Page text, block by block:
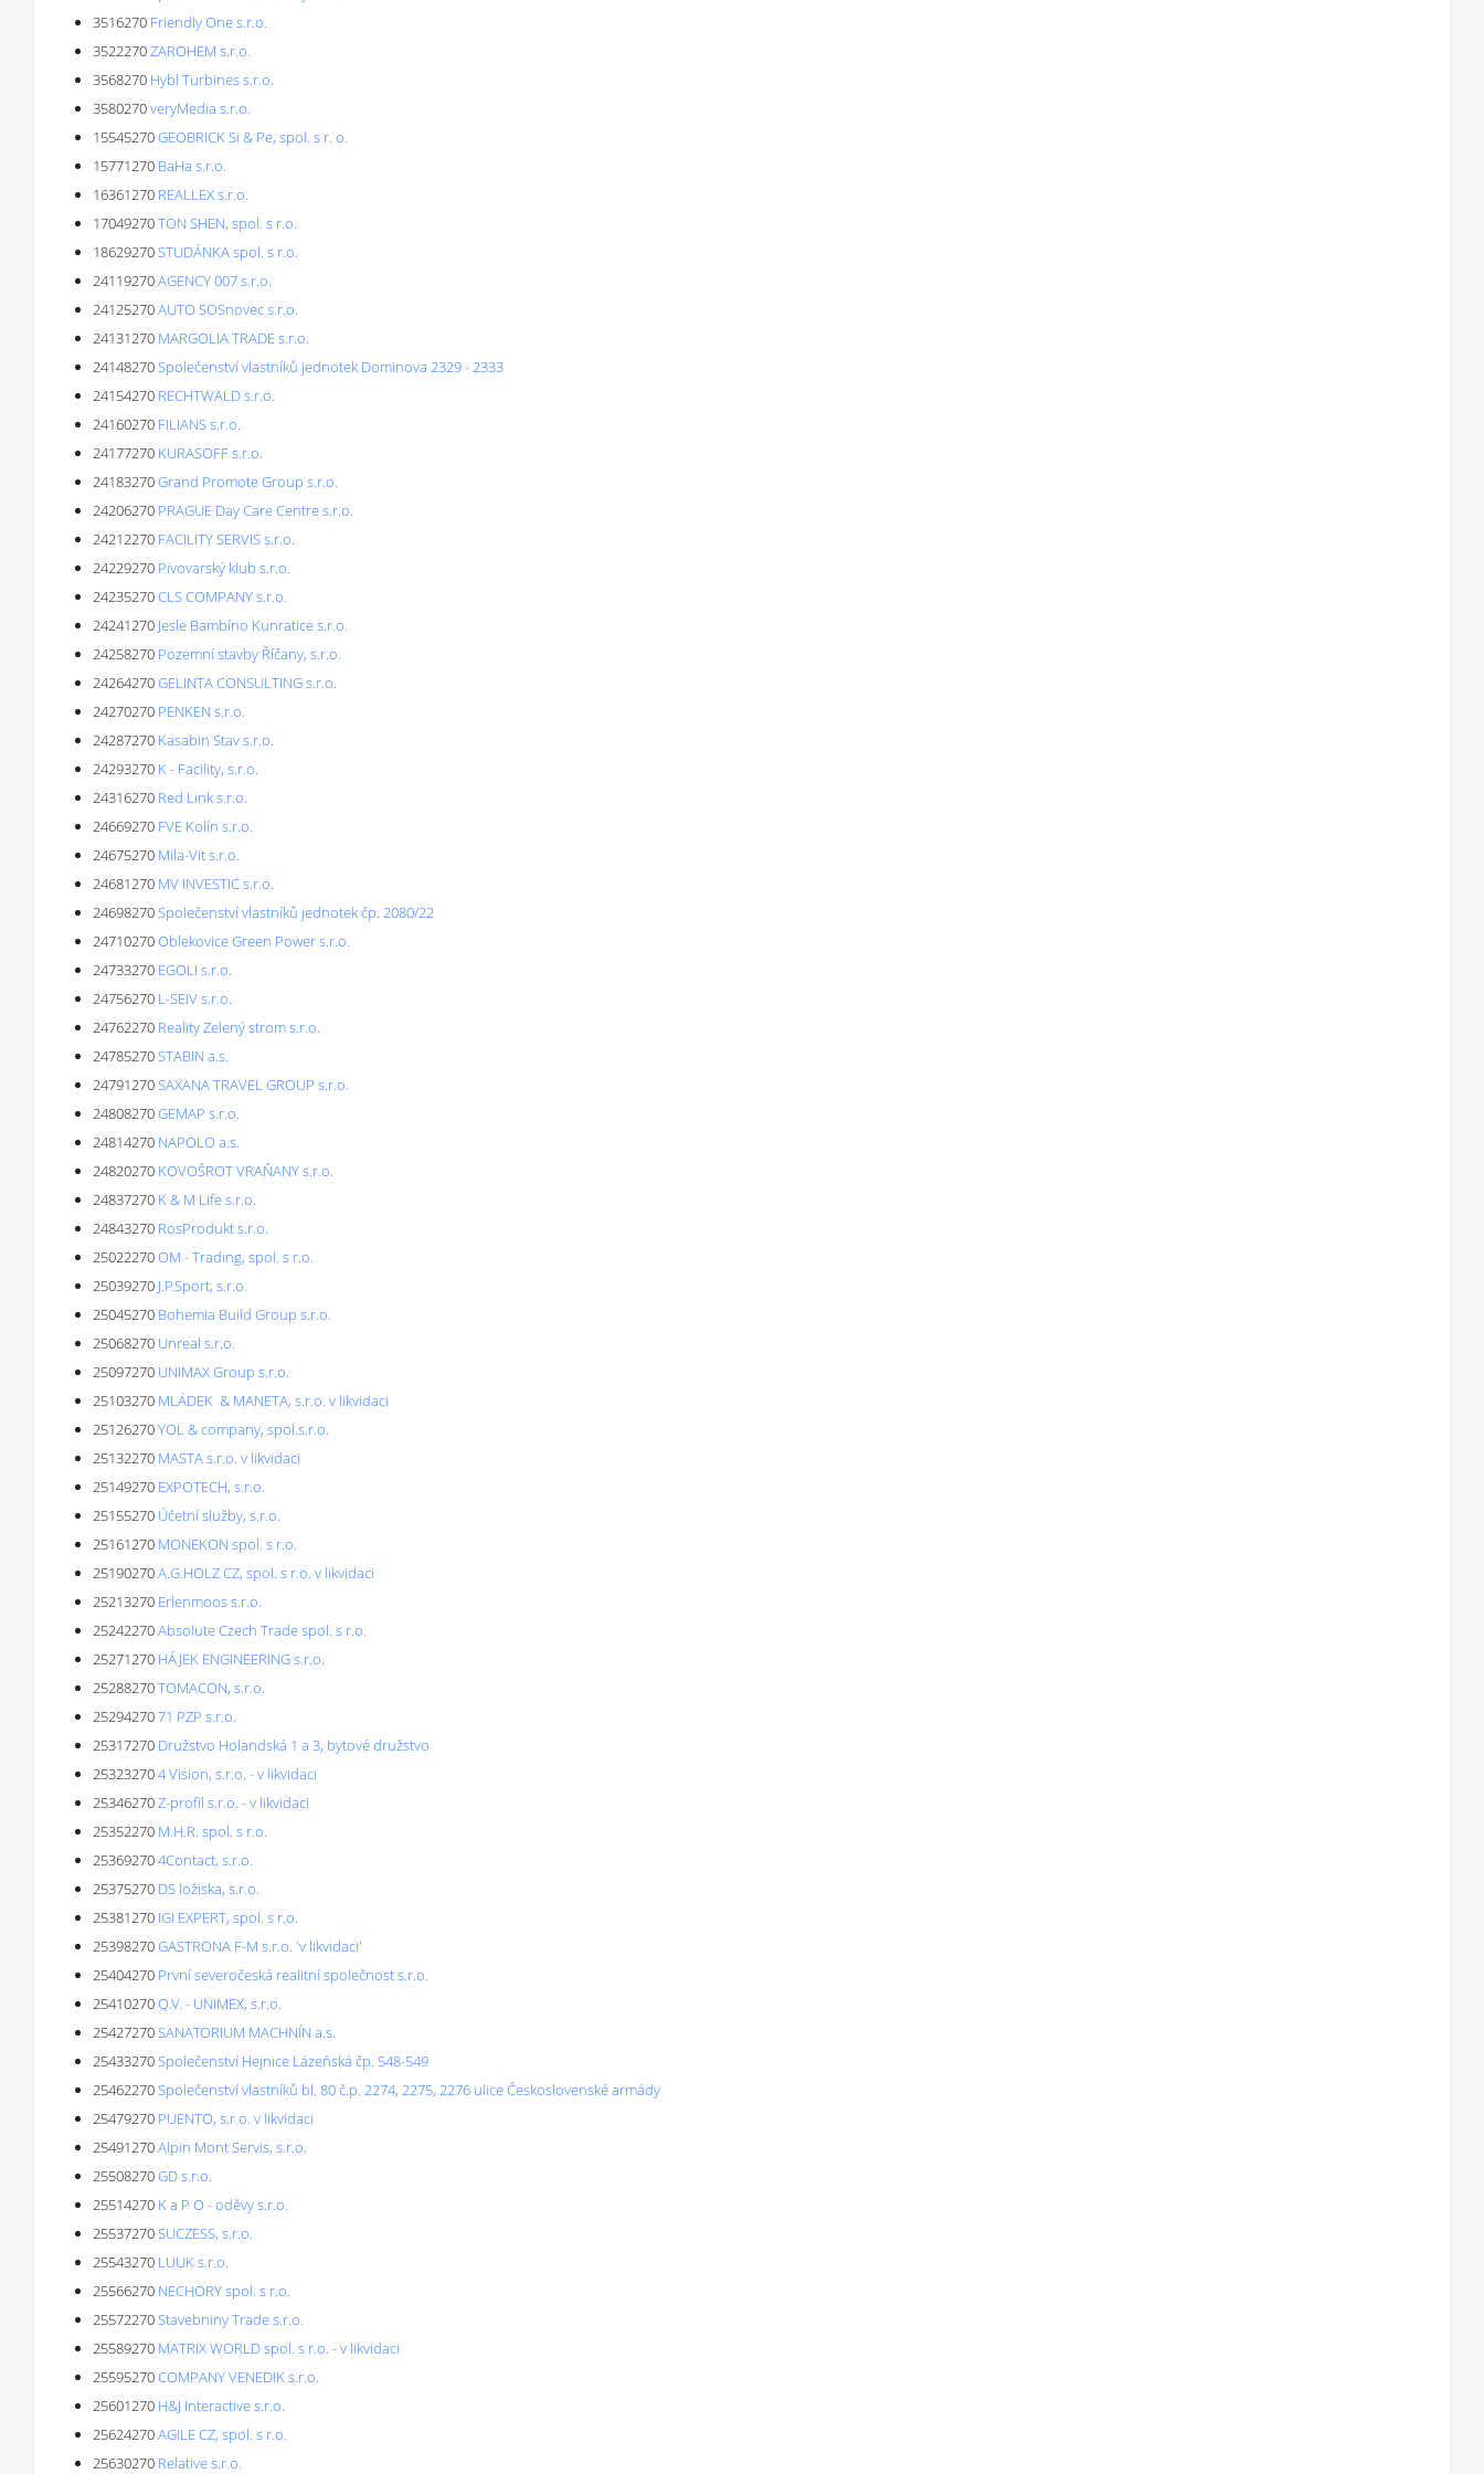
3516270 Friendly One s.r.o.
3522270ZAROHEM s.r.o.
3568270 Hybl Turbines s.r.o.
3580270veryMedia s.r.o.
15545270GEOBRICK Si & Pe, spol. s r. o.
15771270 BaHa s.r.o.
16361270 REALLEX s.r.o.
17049270TON SHEN, spol. s r.o.
18629270STUDÁNKA spol. s r.o.
24119270AGENCY 007 s.r.o.
24125270AUTO SOSnovec s.r.o.
24131270 MARGOLIA TRADE s.r.o.
24148270Společenství vlastníků jednotek Dominova 2329 - 2333
24154270 RECHTWALD s.r.o.
24160270 FILIANS s.r.o.
24177270 KURASOFF s.r.o.
24183270Grand Promote Group s.r.o.
24206270 PRAGUE Day Care Centre s.r.o.
24212270 FACILITY SERVIS s.r.o.
24229270 Pivovarský klub s.r.o.
24235270CLS COMPANY s.r.o.
24241270 Jesle Bambíno Kunratice s.r.o.
24258270 Pozemní stavby Říčany, s.r.o.
24264270GELINTA CONSULTING s.r.o.
24270270 PENKEN s.r.o.
24287270 Kasabin Stav s.r.o.
24293270 K - Facility, s.r.o.
24316270 Red Link s.r.o.
24669270 FVE Kolín s.r.o.
24675270 Mila-Vit s.r.o.
24681270 MV INVESTIC s.r.o.
24698270Společenství vlastníků jednotek čp. 2080/22
24710270Oblekovice Green Power s.r.o.
24733270 EGOLI s.r.o.
24756270 L-SEIV s.r.o.
24762270 Reality Zelený strom s.r.o.
24785270STABIN a.s.
24791270SAXANA TRAVEL GROUP s.r.o.
24808270GEMAP s.r.o.
24814270 NAPOLO a.s.
24820270 KOVOŠROT VRAŇANY s.r.o.
24837270 K & M Life s.r.o.
24843270 RosProdukt s.r.o.
25022270OM - Trading, spol. s r.o.
25039270 J.P.Sport, s.r.o.
25045270 Bohemia Build Group s.r.o.
25068270 Unreal s.r.o.
25097270 UNIMAX Group s.r.o.
25103270 MLÁDEK & MANETA, s.r.o. v likvidaci
25126270YOL & company, spol.s.r.o.
25132270 MASTA s.r.o. v likvidaci
25149270 EXPOTECH, s.r.o.
25155270 Účetní služby, s.r.o.
25161270 MONEKON spol. s r.o.
25190270A.G.HOLZ CZ, spol. s r.o. v likvidaci
25213270 Erlenmoos s.r.o.
25242270Absolute Czech Trade spol. s r.o.
25271270 HÁJEK ENGINEERING s.r.o.
25288270TOMACON, s.r.o.
2529427071 PZP s.r.o.
25317270 Družstvo Holandská 1 a 3, bytové družstvo
253232704 Vision, s.r.o. - v likvidaci
25346270Z-profil s.r.o. - v likvidaci
25352270 M.H.R. spol. s r.o.
253692704Contact, s.r.o.
25375270 DS ložiska, s.r.o.
25381270 IGI EXPERT, spol. s r.o.
25398270GASTRONA F-M s.r.o. 'v likvidaci'
25404270 První severočeská realitní společnost s.r.o.
25410270Q.V. - UNIMEX, s.r.o.
25427270SANATORIUM MACHNÍN a.s.
25433270Společenství Hejnice Lázeňská čp. 548-549
25462270Společenství vlastníků bl. 80 č.p. 2274, 2275, 2276 ulice Československé armády
25479270 PUENTO, s.r.o. v likvidaci
25491270Alpin Mont Servis, s.r.o.
25508270GD s.r.o.
25514270 K a P O - oděvy s.r.o.
25537270SUCZESS, s.r.o.
25543270 LUUK s.r.o.
25566270 NECHORY spol. s r.o.
25572270Stavebniny Trade s.r.o.
25589270 MATRIX WORLD spol. s r.o. - v likvidaci
25595270COMPANY VENEDIK s.r.o.
25601270 H&J Interactive s.r.o.
25624270AGILE CZ, spol. s r.o.
25630270 Relative s.r.o.